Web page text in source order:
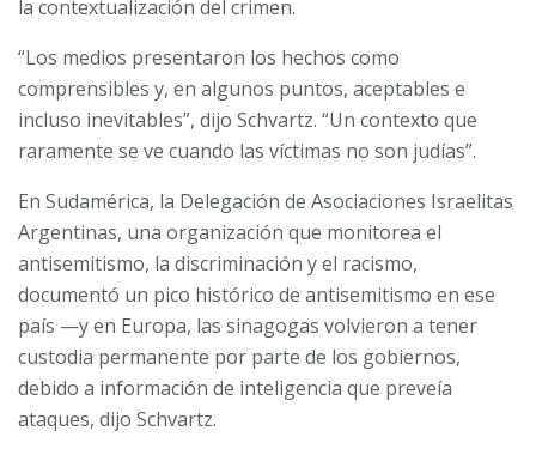
la contextualización del crimen.
“Los medios presentaron los hechos como
comprensibles y, en algunos puntos, aceptables e
incluso inevitables”, dijo Schvartz. “Un contexto que
raramente se ve cuando las víctimas no son judías”.
En Sudamérica, la Delegación de Asociaciones Israelitas
Argentinas, una organización que monitorea el
antisemitismo, la discriminación y el racismo,
documentó un pico histórico de antisemitismo en ese
país —y en Europa, las sinagogas volvieron a tener
custodia permanente por parte de los gobiernos,
debido a información de inteligencia que preveía
ataques, dijo Schvartz.